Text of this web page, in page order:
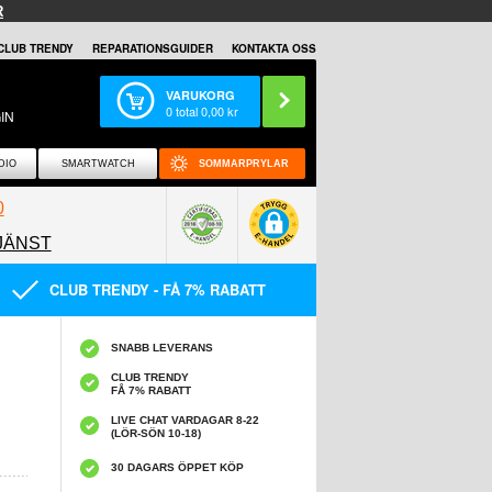
TRENDY REPARATIONSGUIDER KONTAKTA OSS
VARUKORG
0total0,00kr
SMARTWATCH SOMMARPRYLAR
CLUB TRENDY - FÅ 7% RABATT
SNABB LEVERANS
CLUB TRENDY
FÅ 7% RABATT
LIVE CHAT VARDAGAR 8-22
(LÖR-SÖN 10-18)
30 DAGARS ÖPPET KÖP